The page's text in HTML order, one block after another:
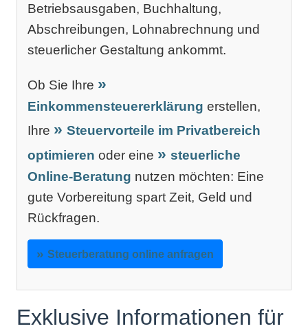
Betriebsausgaben, Buchhaltung,
Abschreibungen, Lohnabrechnung und
steuerlicher Gestaltung ankommt.
Ob Sie Ihre
Einkommensteuererklärung erstellen,
Ihre
Steuervorteile im Privatbereich
optimieren oder eine
steuerliche
Online-Beratung nutzen möchten: Eine
gute Vorbereitung spart Zeit, Geld und
Rückfragen.
Steuerberatung online anfragen
Exklusive Informationen für